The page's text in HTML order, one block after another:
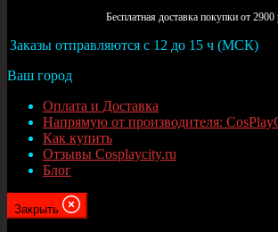
Бесплатная доставка покупки от 2900
Заказы отправляются с 12 до 15 ч (МСК)
Ваш город
Оплата и Доставка
Напрямую от производителя:
Как купить
Отзывы Cosplaycity.ru
Блог
Закрыть